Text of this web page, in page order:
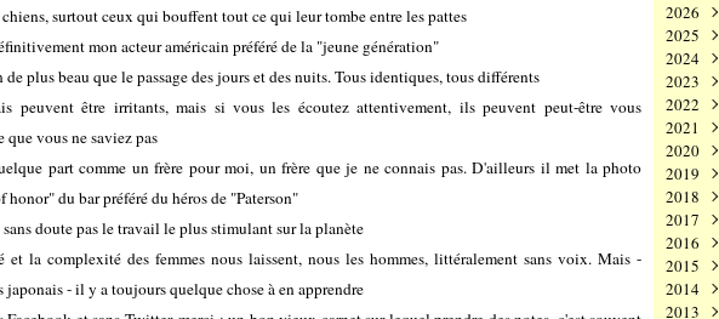
chiens, surtout ceux qui bouffent tout ce qui leur tombe entre les pattes
mon acteur américain préféré de la "jeune génération"
plus beau que le passage des jours et des nuits. Tous identiques, tous différents
peuvent être irritants, mais si vous les écoutez attentivement, ils peuvent peut-être vous
que vous ne saviez pas
part comme un frère pour moi, un frère que je ne connais pas. D'ailleurs il met la photo
du bar préféré du héros de "Paterson"
doute pas le travail le plus stimulant sur la planète
la complexité des femmes nous laissent, nous les hommes, littéralement sans voix. Mais -
japonais - il y a toujours quelque chose à en apprendre
2026
Août
Juillet
Juin
Mai
Avril
Mars
2025
Août
Juillet
Juin
Mai
Avril
Mars
2024
Août
Juillet
Juin
Mai
Avril
Mars
2023
Août
Juillet
Juin
Mai
Avril
Mars
2022
Août
Juillet
Juin
Mai
Avril
2021
Août
Juillet
Juin
Mai
2020
Août
Juillet
Juin
2019
Août
Juillet
2018
Août
2017
2016
2015
2014
2013